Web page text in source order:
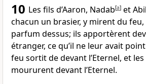
10 Les fils d’Aaron, Nadab[a] et
chacun un brasier, y mirent du
parfum dessus; ils apportèrent
étranger, ce qu’il ne leur avait
feu sortit de devant l’Eternel, et
moururent devant l’Eternel.